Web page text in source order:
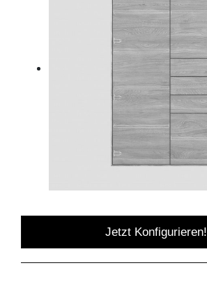
Jetzt Konfigurieren!